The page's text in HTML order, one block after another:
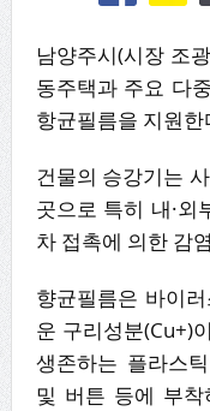
남양주시(시장 조
동주택과 주요 다
항균필름을 지원
건물의 승강기는
곳으로 특히 내·
차 접촉에 의한 감
향균필름은 바이
운 구리성분(Cu+)
생존하는 플라스
및 버튼 등에 부